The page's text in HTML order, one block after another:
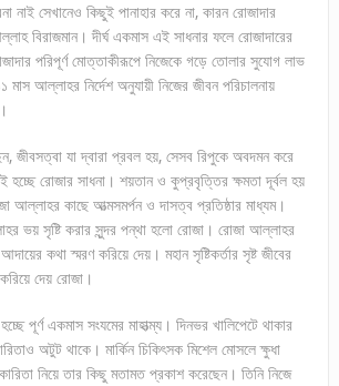
নাই সেখানেও কিছুই পানাহার করে না, কারন রোজাদার
বিরাজমান। দীর্ঘ একমাস এই সাধনার ফলে রোজাদারের
পরিপূর্ণ মোত্তাকীরূপে নিজেকে গড়ে তোলার সুযোগ লাভ
মাস আল্লাহর নির্দেশ অনুযায়ী নিজের জীবন পরিচালনায়
জীবসত্বা যা দ্বারা প্রবল হয়, সেসব রিপুকে অবদমন করে
হচ্ছে রোজার সাধনা। শয়তান ও কুপ্রবৃত্তির ক্ষমতা দূর্বল হয়
আল্লাহর কাছে আত্মসমর্পন ও দাসত্ব প্রতিষ্ঠার মাধ্যম।
ভয় সৃষ্টি করার সুন্দর পন্থা হলো রোজা। রোজা আল্লাহর
কথা স্মরণ করিয়ে দেয়। মহান সৃষ্টিকর্তার সৃষ্ট জীবের
দেয় রোজা।
পূর্ণ একমাস সংযমের মাহাত্ম্য। দিনভর খালিপেটে থাকার
অটুট থাকে। মার্কিন চিকিৎসক মিশেল মোসলে ক্ষুধা
নিয়ে তার কিছু মতামত প্রকাশ করেছেন। তিনি নিজে